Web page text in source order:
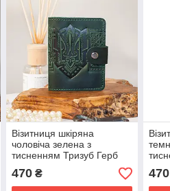
Візитниця шкіряна
чоловіча зелена з
тисненням Тризуб Герб
України| Шкіряний
картхолдер
470₴ 470